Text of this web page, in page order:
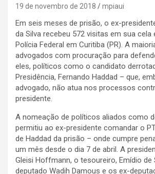
19 de novembro de 2018 mpiaui
Em seis meses de prisão, o ex-
da Silva recebeu 572 visitas em sua cela
Polícia Federal em Curitiba (PR). A
advogados com procuração para
eles, políticos como o candidato
Presidência, Fernando Haddad – que,
advogado, não atua nos processos
presidente.
A nomeação de políticos aliados como
permitiu ao ex-presidente comandar o
de Haddad da prisão – onde cumpre
um mês desde o dia 7 de abril. A
Gleisi Hoffmann, o tesoureiro, Emídio de
deputado Wadih Damous e os ex-